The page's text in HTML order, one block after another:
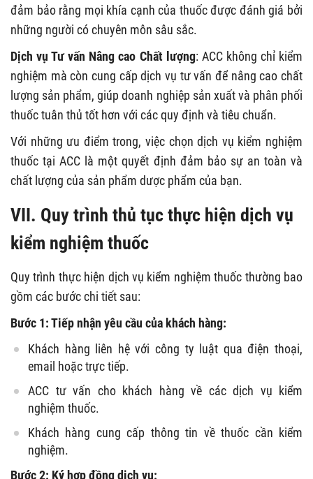
đảm bảo rằng mọi khía cạnh của thuốc được đánh giá bởi
những người có chuyên môn sâu sắc.
Dịch vụ Tư vấn Nâng cao Chất lượng: ACC không chỉ kiểm
nghiệm mà còn cung cấp dịch vụ tư vấn để nâng cao chất
lượng sản phẩm, giúp doanh nghiệp sản xuất và phân phối
thuốc tuân thủ tốt hơn với các quy định và tiêu chuẩn.
Với những ưu điểm trong, việc chọn dịch vụ kiểm nghiệm
thuốc tại ACC là một quyết định đảm bảo sự an toàn và
chất lượng của sản phẩm dược phẩm của bạn.
VII. Quy trình thủ tục thực hiện dịch vụ
kiểm nghiệm thuốc
Quy trình thực hiện dịch vụ kiểm nghiệm thuốc thường bao
gồm các bước chi tiết sau:
Bước 1: Tiếp nhận yêu cầu của khách hàng:
Khách hàng liên hệ với công ty luật qua điện thoại,
email hoặc trực tiếp.
ACC tư vấn cho khách hàng về các dịch vụ kiểm
nghiệm thuốc.
Khách hàng cung cấp thông tin về thuốc cần kiểm
nghiệm.
Bước 2: Ký hợp đồng dịch vụ: